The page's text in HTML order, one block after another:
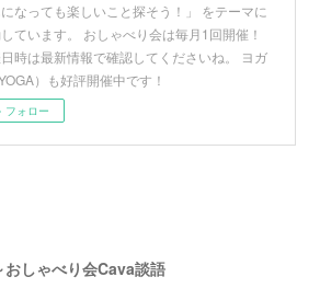
なっても楽しいこと探そう！」 をテーマに
ています。 おしゃべり会は毎月1回開催！
時は最新情報で確認してくださいね。 ヨガ
）も好評開催中です！
フォロー
しゃべり会Cava談語